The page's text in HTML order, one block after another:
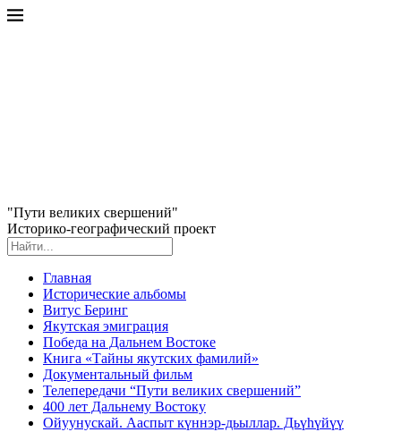
"Пути великих свершений"
Историко-географический проект
Главная
Исторические альбомы
Витус Беринг
Якутская эмиграция
Победа на Дальнем Востоке
Книга «Тайны якутских фамилий»
Документальный фильм
Телепередачи “Пути великих свершений”
400 лет Дальнему Востоку
Ойуунускай. Ааспыт күннэр-дьыллар. Дьүһүйүү